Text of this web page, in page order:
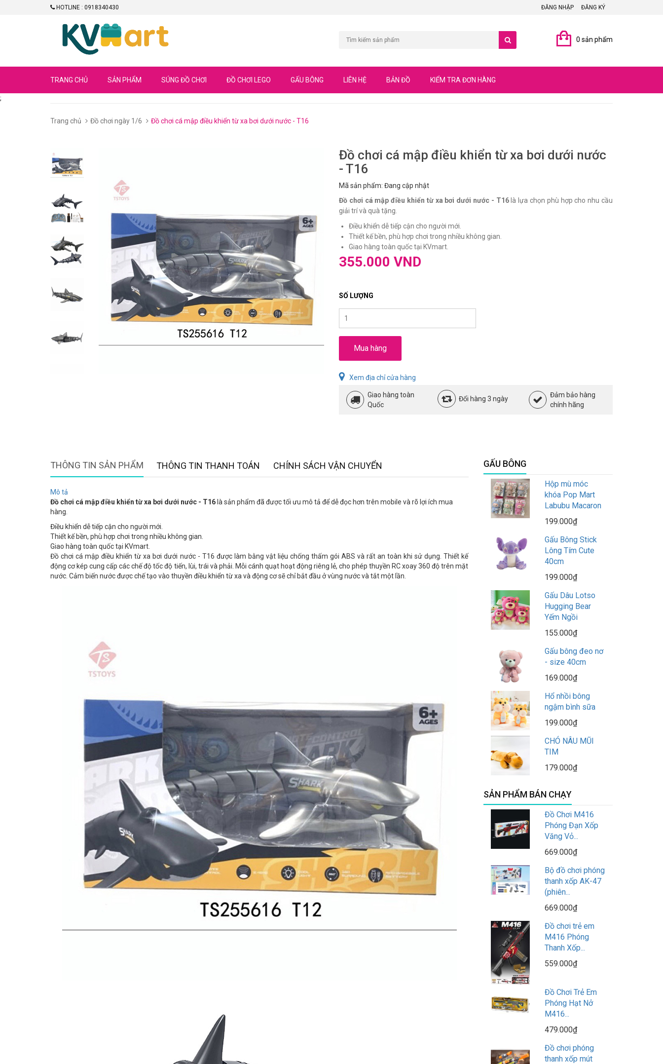
HOTLINE : 0918340430 ĐĂNG NHẬP ĐĂNG KÝ
0 sản phẩm
TRANG CHỦ SẢN PHẨM SÚNG ĐỒ CHƠI ĐỒ CHƠI LEGO GẤU BÔNG LIÊN HỆ BẢN ĐỒ KIỂM TRA ĐƠN HÀNG
;
Trang chủ Đồ chơi ngày 1/6 Đồ chơi cá mập điều khiển từ xa bơi dưới nước - T16
Đồ chơi cá mập điều khiển từ xa bơi dưới nước
- T16
Mã sản phẩm: Đang cập nhật
Đồ chơi cá mập điều khiển từ xa bơi dưới nước - T16là lựa chọn phù hợp cho nhu cầu
giải trí và quà tặng.
Điều khiển dễ tiếp cận cho người mới.
Thiết kế bền, phù hợp chơi trong nhiều không gian.
Giao hàng toàn quốc tại KVmart.
355.000 VND
SỐ LƯỢNG
Mua hàng
Xem địa chỉ cửa hàng
Giao hàng toàn
Quốc
Đổi hàng 3 ngày
Đảm bảo hàng
chính hãng
THÔNG TIN SẢN PHẨM THÔNG TIN THANH TOÁN CHÍNH SÁCH VẬN CHUYỂN
Mô tả
Đồ chơi cá mập điều khiển từ xa bơi dưới nước - T16 là sản phẩm đã được tối ưu mô tả để dễ đọc hơn trên mobile và rõ lợi ích mua
hàng.
Điều khiển dễ tiếp cận cho người mới.
Thiết kế bền, phù hợp chơi trong nhiều không gian.
Giao hàng toàn quốc tại KVmart.
Đồ chơi cá mập điều khiển từ xa bơi dưới nước - T16 được làm bằng vật liệu chống thấm gói ABS và rất an toàn khi sử dụng. Thiết kế
động cơ kép cung cấp các chế độ tốc độ tiến, lùi, trái và phải. Mỗi cánh quạt hoạt động riêng lẻ, cho phép thuyền RC xoay 360 độ trên mặt
nước. Cảm biến nước được chế tạo vào thuyền điều khiển từ xa và động cơ sẽ chỉ bắt đầu ở vùng nước và tắt một lần.
GẤU BÔNG
Hộp mù móc
khóa Pop Mart
Labubu Macaron
199.000₫
Gấu Bông Stick
Lông Tím Cute
40cm
199.000₫
Gấu Dâu Lotso
Hugging Bear
Yếm Ngồi
155.000₫
Gấu bông đeo nơ
- size 40cm
169.000₫
Hổ nhồi bông
ngậm bình sữa
199.000₫
CHÓ NÂU MŨI
TIM
179.000₫
SẢN PHẨM BÁN CHẠY
Đồ Chơi M416
Phóng Đạn Xốp
Văng Vỏ...
669.000₫
Bộ đồ chơi phóng
thanh xốp AK-47
(phiên...
669.000₫
Đồ chơi trẻ em
M416 Phóng
Thanh Xốp...
559.000₫
Đồ Chơi Trẻ Em
Phóng Hạt Nở
M416...
479.000₫
Đồ chơi phóng
thanh xốp mút